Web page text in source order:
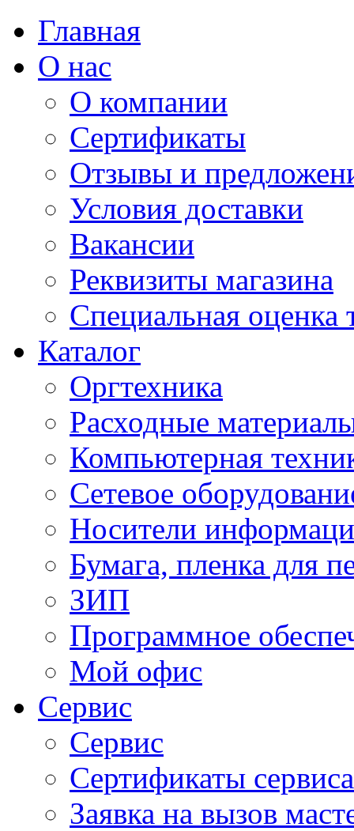
Главная
О нас
О компании
Сертификаты
Отзывы и
Условия доставки
Вакансии
Реквизиты магазина
Специальная оценка
Каталог
Оргтехника
Расходные
Компьютерная
Сетевое
Носители
Бумага, пленка для
ЗИП
Программное
Мой офис
Сервис
Сервис
Сертификаты сервиса
Заявка на вызов